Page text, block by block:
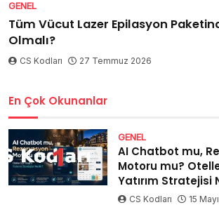
GENEL
Tüm Vücut Lazer Epilasyon
Olmalı?
CS Kodları 27 Temmuz 2026
En Çok Okunanlar
GENEL
AI Chatbot mu,
Motoru mu?
Yatırım Stratejisi
CS Kodları 15